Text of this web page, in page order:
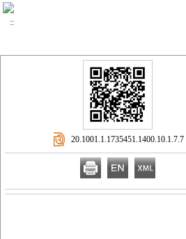
‎ 20.1001.1.1735451.1400.10.1.7.7